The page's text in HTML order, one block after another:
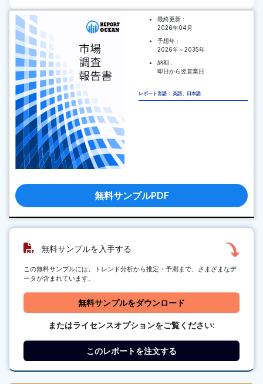
最終更新 :
2026年04月
予想年 :
2026年～2035年
納期 :
即日から翌営業日
レポート言語： 英語、日本語
無料サンプルPDF
無料サンプルを入手する
この無料サンプルには、トレンド分析から推定・予測まで、さまざまなデ
ータが含まれています。
無料サンプルをダウンロード
またはライセンスオプションをご覧ください:
このレポートを注文する